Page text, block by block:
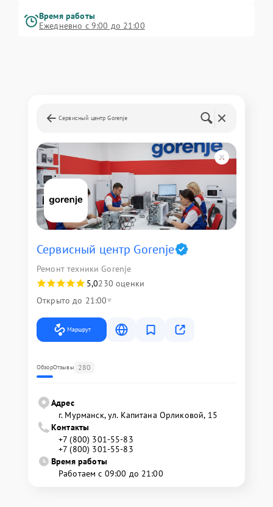
Время работы
Ежедневно с 9:00 до 21:00
Сервисный центр Gorenje
Сервисный центр Gorenje
Ремонт техники Gorenje
5,0230 оценки
Открыто до 21:00
Маршрут
ОбзорОтзывы 280
Адрес
г. Мурманск, ул. Капитана Орликовой, 15
Контакты
+7 (800) 301-55-83
+7 (800) 301-55-83
Время работы
Работаем с 09:00 до 21:00